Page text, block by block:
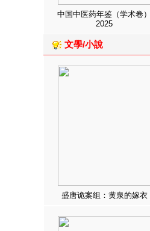
中国中医药年鉴（学术卷）
2025
文學/小說
盛唐诡案组：黄泉的嫁衣